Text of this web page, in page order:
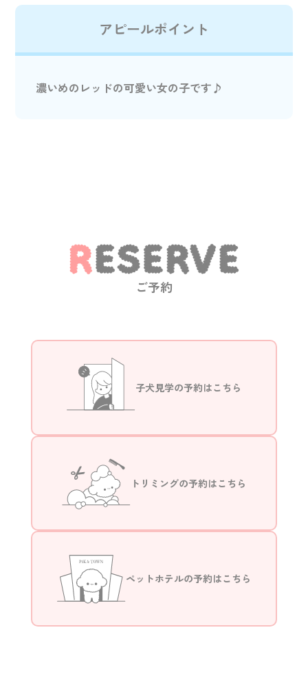
アピールポイント
濃いめのレッドの可愛い女の子です♪
ご予約
子犬見学の予約はこちら
トリミングの予約はこちら
ペットホテルの予約はこちら